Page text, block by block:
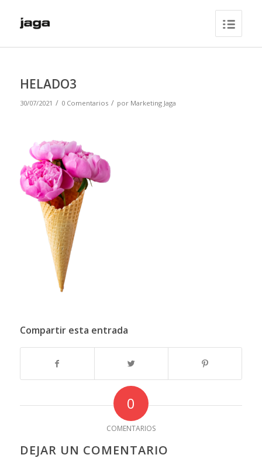
HELADO3
30/07/2021 / 0 Comentarios / por Marketing Jaga
Compartir esta entrada
0
COMENTARIOS
DEJAR UN COMENTARIO